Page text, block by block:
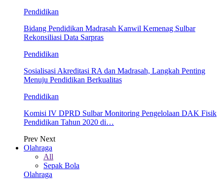
Pendidikan
Bidang Pendidikan Madrasah Kanwil Kemenag Sulbar
Rekonsiliasi Data Sarpras
Pendidikan
Sosialisasi Akreditasi RA dan Madrasah, Langkah Penting
Menuju Pendidikan Berkualitas
Pendidikan
Komisi IV DPRD Sulbar Monitoring Pengelolaan DAK Fisik
Pendidikan Tahun 2020 di…
Prev Next
Olahraga
All
Sepak Bola
Olahraga